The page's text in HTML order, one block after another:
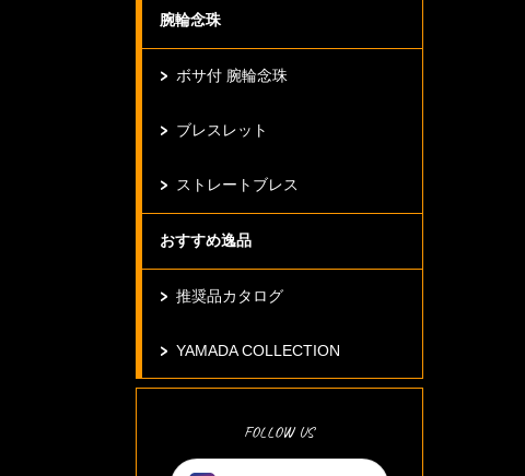
腕輪念珠
ボサ付 腕輪念珠
ブレスレット
ストレートブレス
おすすめ逸品
推奨品カタログ
YAMADA COLLECTION
FOLLOW US